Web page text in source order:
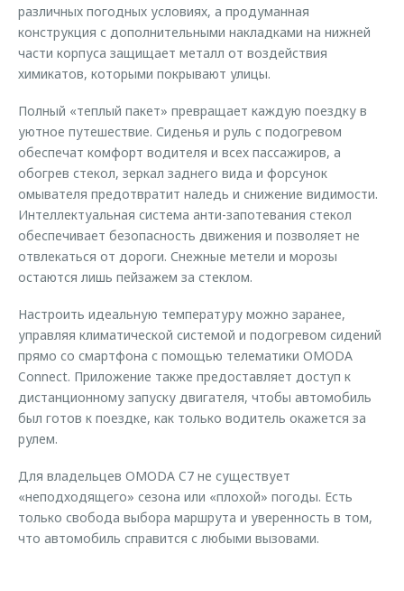
различных погодных условиях, а продуманная
конструкция с дополнительными накладками на нижней
части корпуса защищает металл от воздействия
химикатов, которыми покрывают улицы.
Полный «теплый пакет» превращает каждую поездку в
уютное путешествие. Сиденья и руль с подогревом
обеспечат комфорт водителя и всех пассажиров, а
обогрев стекол, зеркал заднего вида и форсунок
омывателя предотвратит наледь и снижение видимости.
Интеллектуальная система анти-запотевания стекол
обеспечивает безопасность движения и позволяет не
отвлекаться от дороги. Снежные метели и морозы
остаются лишь пейзажем за стеклом.
Настроить идеальную температуру можно заранее,
управляя климатической системой и подогревом сидений
прямо со смартфона с помощью телематики OMODA
Connect. Приложение также предоставляет доступ к
дистанционному запуску двигателя, чтобы автомобиль
был готов к поездке, как только водитель окажется за
рулем.
Для владельцев OMODA C7 не существует
«неподходящего» сезона или «плохой» погоды. Есть
только свобода выбора маршрута и уверенность в том,
что автомобиль справится с любыми вызовами.